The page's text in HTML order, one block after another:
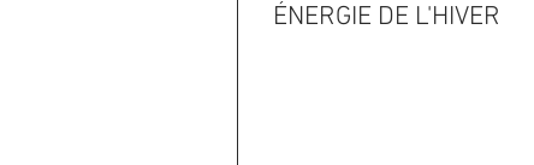
ÉNERGIE DE L'HIVER